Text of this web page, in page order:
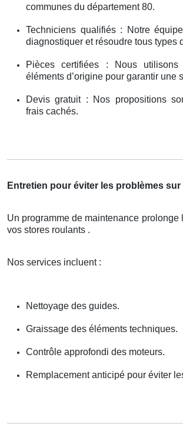
communes du département 80.
Techniciens qualifiés : Notre
diagnostiquer et résoudre tous types
Pièces certifiées : Nous utilisons
éléments d’origine pour garantir une
Devis gratuit : Nos propositions
frais cachés.
Entretien pour éviter les problèmes sur
Un programme de maintenance prolonge
vos stores roulants .
Nos services incluent :
Nettoyage des guides.
Graissage des éléments techniques.
Contrôle approfondi des moteurs.
Remplacement anticipé pour éviter